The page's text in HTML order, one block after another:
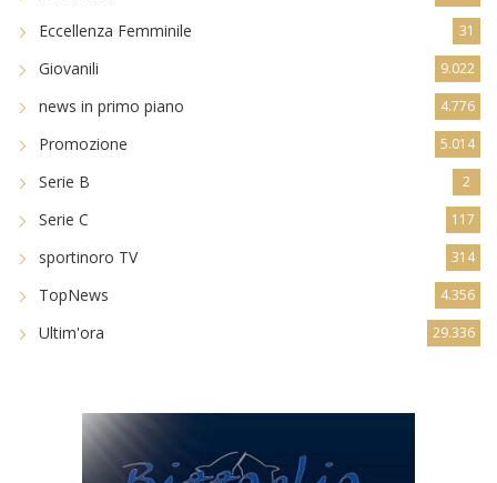
Eccellenza Femminile 31
Giovanili 9.022
news in primo piano 4.776
Promozione 5.014
Serie B 2
Serie C 117
sportinoro TV 314
TopNews 4.356
Ultim'ora 29.336